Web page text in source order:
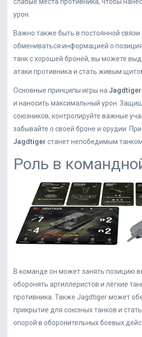
урон.
Важно также быть в постоянной связи
обмениваться информацией о
танк с хорошей бронёй, вы можете
атаки противника и стать живым
Основные принципы игры на Jagdtiger
и наносить максимальный урон.
союзников, контролируйте важные
забывайте о своей броне и орудии.
Jagdtiger станет непобедимым
Роль в
В команде он может занять позицию
оборонять артиллеристов и лёгкие
противника. Также Jagdtiger может
прикрытие для союзных танков и
опорой в оборонительных боевых